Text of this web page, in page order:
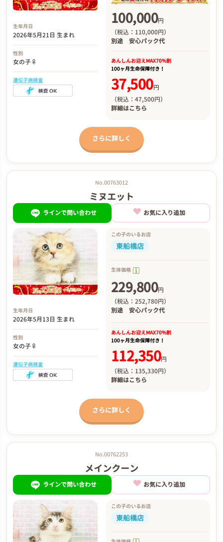
生年月日
2026年5月21日 生まれ
性別
女の子♀
遺伝子病検査
100,000円
（税込：110,000円）
別途 安心パック代
あんしんお迎えMAX70%割
100ヶ月生命保障付き！
37,500円
（税込：47,500円）
詳細はこちら
さらに詳しく
No.00763012
ミヌエット
ラインで問い合わせ お気に入り追加
生年月日
2026年5月13日 生まれ
性別
女の子♀
遺伝子病検査
この子のいるお店
東船橋店
生体価格
229,800円
（税込：252,780円）
別途 安心パック代
あんしんお迎えMAX70%割
100ヶ月生命保障付き！
112,350円
（税込：135,330円）
詳細はこちら
さらに詳しく
No.00762253
メインクーン
ラインで問い合わせ お気に入り追加
この子のいるお店
東船橋店